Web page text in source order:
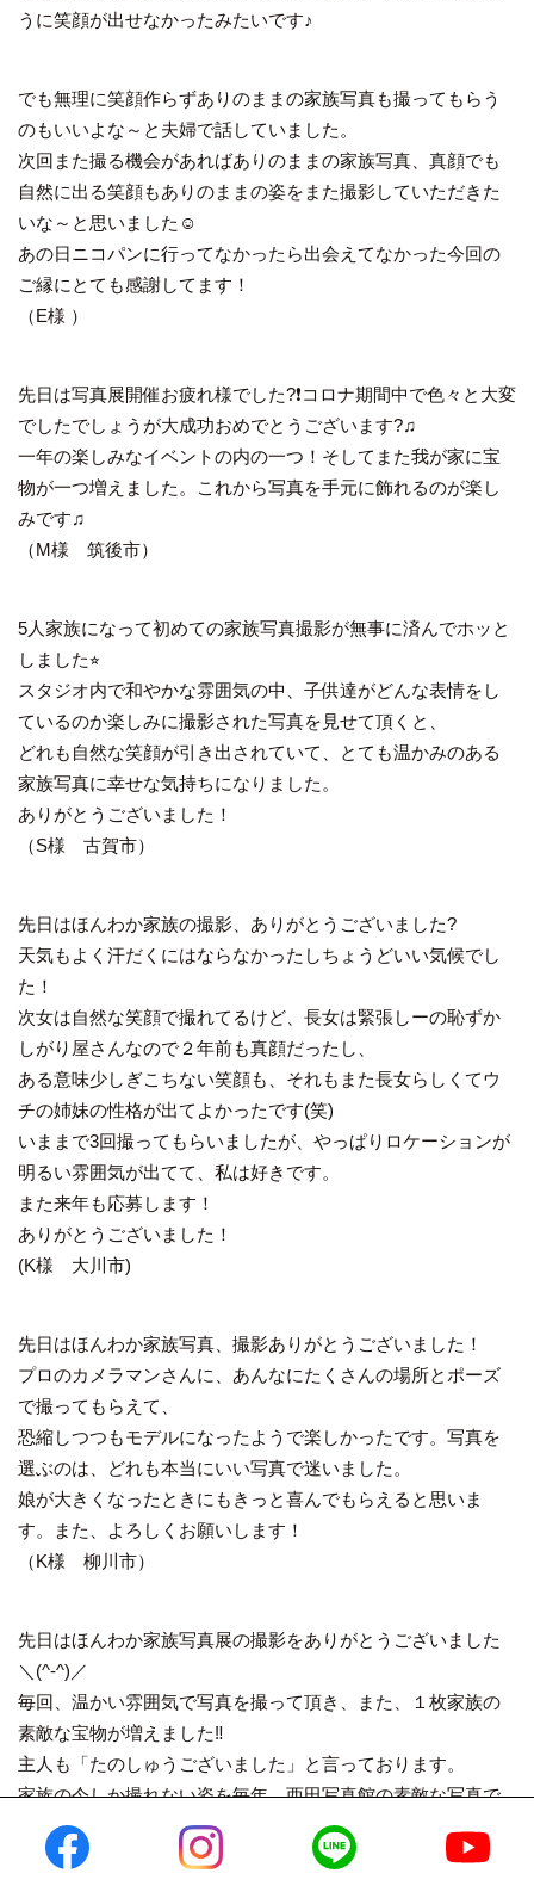
うに笑顔が出せなかったみたいです♪
でも無理に笑顔作らずありのままの家族写真も撮ってもらう
のもいいよな～と夫婦で話していました。
次回また撮る機会があればありのままの家族写真、真顔でも
自然に出る笑顔もありのままの姿をまた撮影していただきた
いな～と思いました☺️
あの日ニコパンに行ってなかったら出会えてなかった今回の
ご縁にとても感謝してます！
（E様 ）
先日は写真展開催お疲れ様でした?❗️コロナ期間中で色々と大変
でしたでしょうが大成功おめでとうございます?♫
一年の楽しみなイベントの内の一つ！そしてまた我が家に宝
物が一つ増えました。これから写真を手元に飾れるのが楽し
みです♫
（M様 筑後市）
5人家族になって初めての家族写真撮影が無事に済んでホッと
しました⭐︎
スタジオ内で和やかな雰囲気の中、子供達がどんな表情をし
ているのか楽しみに撮影された写真を見せて頂くと、
どれも自然な笑顔が引き出されていて、とても温かみのある
家族写真に幸せな気持ちになりました。
ありがとうございました！
（S様 古賀市）
先日はほんわか家族の撮影、ありがとうございました?
天気もよく汗だくにはならなかったしちょうどいい気候でし
た！
次女は自然な笑顔で撮れてるけど、長女は緊張しーの恥ずか
しがり屋さんなので２年前も真顔だったし、
ある意味少しぎこちない笑顔も、それもまた長女らしくてウ
チの姉妹の性格が出てよかったです(笑)
いままで3回撮ってもらいましたが、やっぱりロケーションが
明るい雰囲気が出てて、私は好きです。
また来年も応募します！
ありがとうございました！
(K様 大川市)
先日はほんわか家族写真、撮影ありがとうございました！
プロのカメラマンさんに、あんなにたくさんの場所とポーズ
で撮ってもらえて、
恐縮しつつもモデルになったようで楽しかったです。写真を
選ぶのは、どれも本当にいい写真で迷いました。
娘が大きくなったときにもきっと喜んでもらえると思いま
す。また、よろしくお願いします！
（K様 柳川市）
先日はほんわか家族写真展の撮影をありがとうございました
＼(^-^)／
毎回、温かい雰囲気で写真を撮って頂き、また、１枚家族の
素敵な宝物が増えました‼️
主人も「たのしゅうございました」と言っております。
家族の今しか撮れない姿を毎年、西田写真館の素敵な写真で
残せること…本当にうれしく思っています。
写真ができるのを楽しみにしています！